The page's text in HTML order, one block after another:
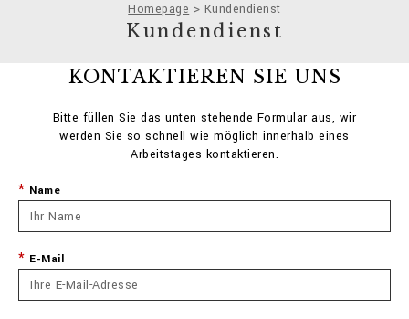
r
e
Homepage Kundendienst
Kundendienst
KONTAKTIEREN SIE UNS
Bitte füllen Sie das unten stehende Formular aus, wir
werden Sie so schnell wie möglich innerhalb eines
Arbeitstages kontaktieren.
Name
E-Mail